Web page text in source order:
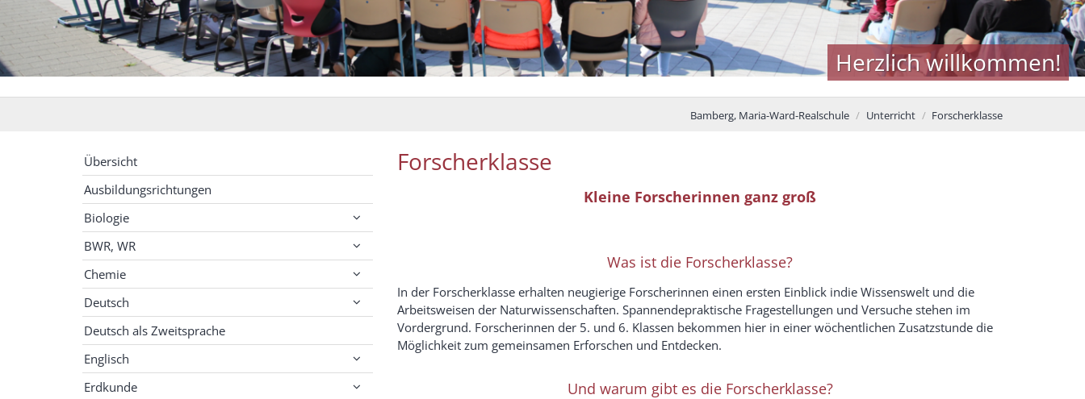
Herzlich willkommen!
Bamberg, Maria-Ward-Realschule Unterricht Forscherklasse
Forscherklasse
Kleine Forscherinnen ganz groß
Was ist die Forscherklasse?
In der Forscherklasse erhalten neugierige Forscherinnen einen ersten Einblick indie Wissenswelt und die
Arbeitsweisen der Naturwissenschaften. Spannendepraktische Fragestellungen und Versuche stehen im
Vordergrund. Forscherinnen der 5. und 6. Klassen bekommen hier in einer wöchentlichen Zusatzstunde die
Möglichkeit zum gemeinsamen Erforschen und Entdecken.
Und warum gibt es die Forscherklasse?
Übersicht
Ausbildungsrichtungen
Biologie
BWR, WR
Chemie
Deutsch
Deutsch als Zweitsprache
Englisch
Erdkunde